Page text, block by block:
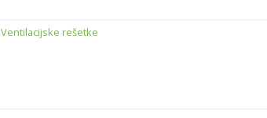
Ventilacijske rešetke